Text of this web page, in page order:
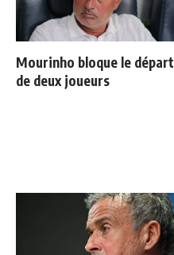
Mourinho bloque le départ
de deux joueurs